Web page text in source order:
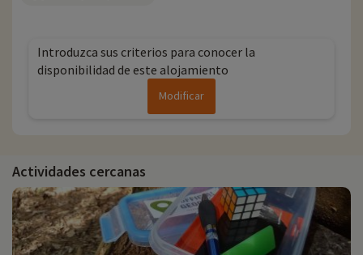
Introduzca sus criterios para conocer la
disponibilidad de este alojamiento
Modificar
Actividades cercanas